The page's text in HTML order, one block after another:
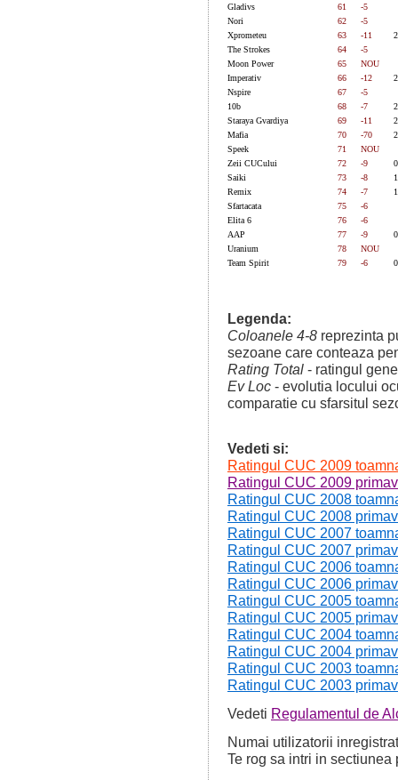
Gladivs
61
-5
Nori
62
-5
Xprometeu
63 -11
The Strokes
64
-5
Moon Power
65
NOU
Imperativ
66 -12
Nspire
67
-5
10b
68 -7
Staraya Gvardiya
69 -11
Mafia
70 -70
Speek
71
NOU
Zeii CUCului
72 -9
Saiki
73 -8
Remix
74 -7
Sfartacata
75
-6
Elita 6
76
-6
AAP
77 -9
Uranium
78
NOU
Team Spirit
79 -6
Legenda:
Coloanele 4-8 reprezinta
sezoane care conteaza
Rating Total - ratingul
Ev Loc - evolutia locului
comparatie cu sfarsitul
Vedeti si:
Ratingul CUC 2009
Ratingul CUC 2009
Ratingul CUC 2008
Ratingul CUC 2008
Ratingul CUC 2007
Ratingul CUC 2007
Ratingul CUC 2006
Ratingul CUC 2006
Ratingul CUC 2005
Ratingul CUC 2005
Ratingul CUC 2004
Ratingul CUC 2004
Ratingul CUC 2003
Ratingul CUC 2003
Vedeti Regulamentul de
Numai utilizatorii
Te rog sa intri in sectiunea